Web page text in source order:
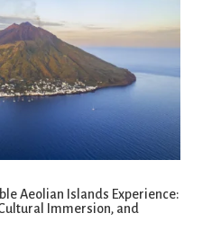
Aeolian Islands Experience:
Immersion, and